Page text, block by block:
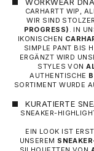
CARHARTT WIP,
WIR SIND
PROGRESS)
. IN
IKONISCHEN
SIMPLE PANT BIS
ERGÄNZT WIRD
STYLES VON
AUTHENTISCHE
SORTIMENT WURDE
KURATIERTE
SNEAKER-
EIN LOOK IST
UNSEREM